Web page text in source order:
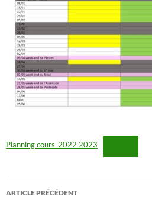
Planning cours_2022 2023
Navigation
ARTICLE PRÉCÉDENT